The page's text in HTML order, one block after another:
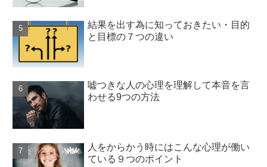
結果を出す為に知っておきたい・目的
と目標の７つの違い
嘘つきな人の心理を理解して本音を言
わせる9つの方法
人をからかう時にはこんな心理が働い
ている９つのポイント